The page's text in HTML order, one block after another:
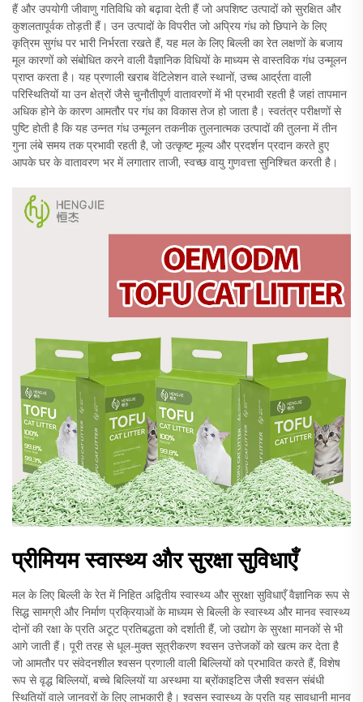
हैं और उपयोगी जीवाणु गतिविधि को बढ़ावा देती हैं जो अपशिष्ट उत्पादों को सुरक्षित और
कुशलतापूर्वक तोड़ती हैं। उन उत्पादों के विपरीत जो अप्रिय गंध को छिपाने के लिए
कृत्रिम सुगंध पर भारी निर्भरता रखते हैं, यह मल के लिए बिल्ली का रेत लक्षणों के बजाय
मूल कारणों को संबोधित करने वाली वैज्ञानिक विधियों के माध्यम से वास्तविक गंध उन्मूलन
प्राप्त करता है। यह प्रणाली खराब वेंटिलेशन वाले स्थानों, उच्च आर्द्रता वाली
परिस्थितियों या उन क्षेत्रों जैसे चुनौतीपूर्ण वातावरणों में भी प्रभावी रहती है जहां तापमान
अधिक होने के कारण आमतौर पर गंध का विकास तेज हो जाता है। स्वतंत्र परीक्षणों से
पुष्टि होती है कि यह उन्नत गंध उन्मूलन तकनीक तुलनात्मक उत्पादों की तुलना में तीन
गुना लंबे समय तक प्रभावी रहती है, जो उत्कृष्ट मूल्य और प्रदर्शन प्रदान करते हुए
आपके घर के वातावरण भर में लगातार ताजी, स्वच्छ वायु गुणवत्ता सुनिश्चित करती है।
प्रीमियम स्वास्थ्य और सुरक्षा सुविधाएँ
मल के लिए बिल्ली के रेत में निहित अद्वितीय स्वास्थ्य और सुरक्षा सुविधाएँ वैज्ञानिक रूप से
सिद्ध सामग्री और निर्माण प्रक्रियाओं के माध्यम से बिल्ली के स्वास्थ्य और मानव स्वास्थ्य
दोनों की रक्षा के प्रति अटूट प्रतिबद्धता को दर्शाती हैं, जो उद्योग के सुरक्षा मानकों से भी
आगे जाती हैं। पूरी तरह से धूल-मुक्त सूत्रीकरण श्वसन उत्तेजकों को खत्म कर देता है
जो आमतौर पर संवेदनशील श्वसन प्रणाली वाली बिल्लियों को प्रभावित करते हैं, विशेष
रूप से वृद्ध बिल्लियों, बच्चे बिल्लियों या अस्थमा या ब्रोंकाइटिस जैसी श्वसन संबंधी
स्थितियों वाले जानवरों के लिए लाभकारी है। श्वसन स्वास्थ्य के प्रति यह सावधानी मानव